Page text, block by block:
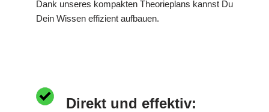
Dank unseres kompakten Theorieplans kannst Du
Dein Wissen effizient aufbauen.
Direkt und effektiv: